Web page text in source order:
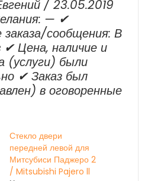
/ 23.05.2019
— ✔
заказа/сообщения: В
✔ Цена, наличие и
(услуги) были
✔ Заказ был
в оговоренные
Стекло двери
передней левой для
Митсубиси Паджеро 2
/ Mitsubishi Pajero ll